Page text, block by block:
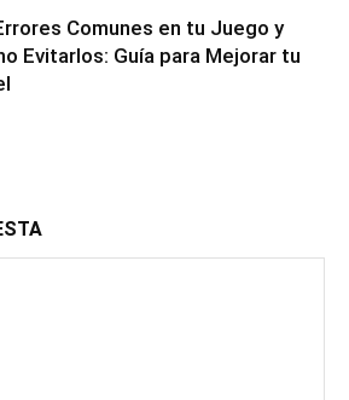
Comunes en tu Juego y
Evitarlos: Guía para Mejorar tu